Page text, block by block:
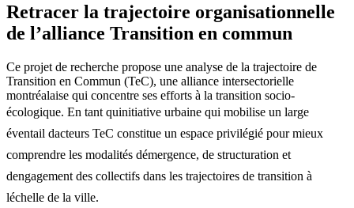
Retracer la trajectoire organisationnelle
de l’alliance Transition en commun
Ce projet de recherche propose une analyse de la trajectoire de
Transition en Commun (TeC), une alliance intersectorielle
montréalaise qui concentre ses efforts à la transition socio-
écologique. En tant quinitiative urbaine qui mobilise un large
éventail dacteurs TeC constitue un espace privilégié pour mieux
comprendre les modalités démergence, de structuration et
dengagement des collectifs dans les trajectoires de transition à
léchelle de la ville.